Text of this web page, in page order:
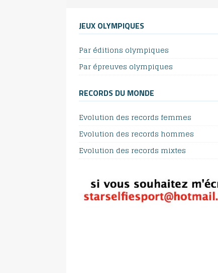
JEUX OLYMPIQUES
Par éditions olympiques
Par épreuves olympiques
RECORDS DU MONDE
Evolution des records femmes
Evolution des records hommes
Evolution des records mixtes